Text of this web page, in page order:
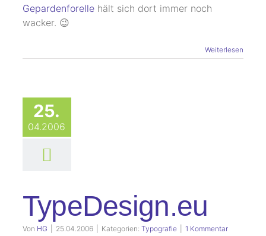
Gepardenforellehält sich dort immer noch
wacker. 😉
Weiterlesen
25.
04.2006
TypeDesign.eu
Von HG 25.04.2006 Kategorien: Typografie 1 Kommentar